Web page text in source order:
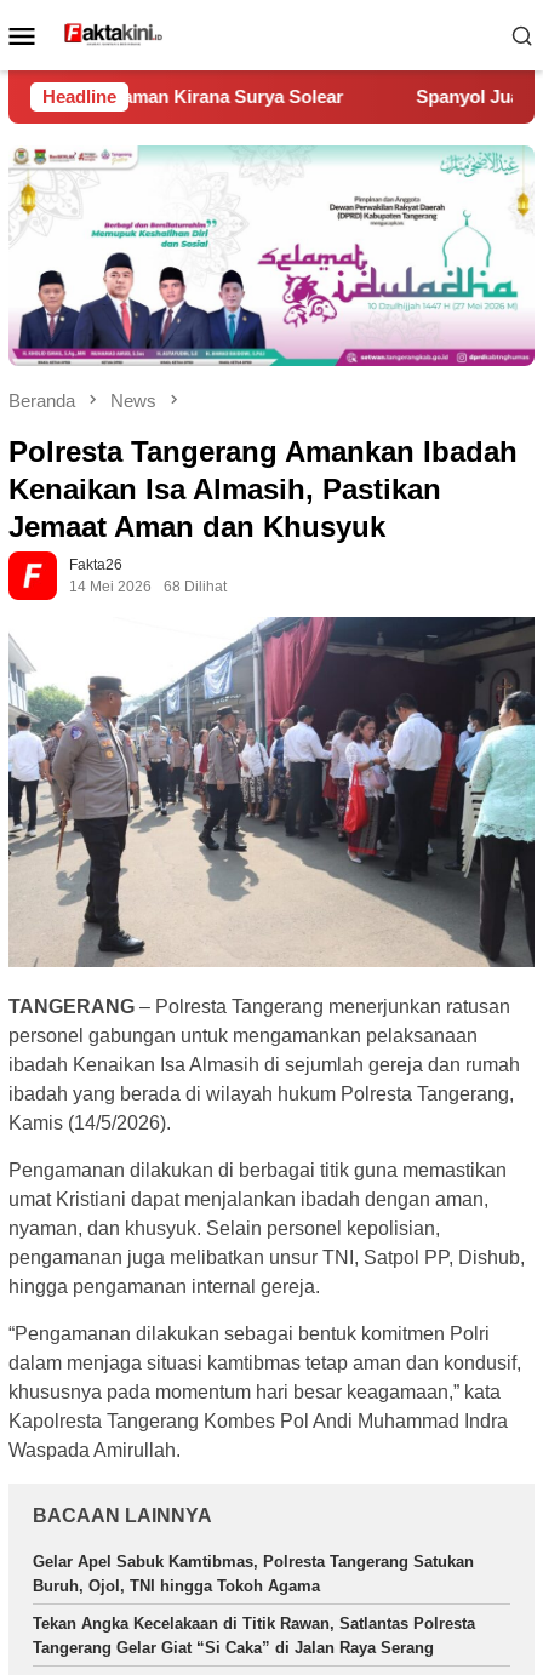
ke
Menu
Mobile
Headline
Solear Spanyol Juara Piala Dunia 2026, Kalahkan
Beranda News
Polresta Tangerang Amankan Ibadah
Kenaikan Isa Almasih, Pastikan
Jemaat Aman dan Khusyuk
Fakta26
14 Mei 2026
68 Dilihat
TANGERANG – Polresta Tangerang menerjunkan ratusan
personel gabungan untuk mengamankan pelaksanaan
ibadah Kenaikan Isa Almasih di sejumlah gereja dan rumah
ibadah yang berada di wilayah hukum Polresta Tangerang,
Kamis (14/5/2026).
Pengamanan dilakukan di berbagai titik guna memastikan
umat Kristiani dapat menjalankan ibadah dengan aman,
nyaman, dan khusyuk. Selain personel kepolisian,
pengamanan juga melibatkan unsur TNI, Satpol PP, Dishub,
hingga pengamanan internal gereja.
“Pengamanan dilakukan sebagai bentuk komitmen Polri
dalam menjaga situasi kamtibmas tetap aman dan kondusif,
khususnya pada momentum hari besar keagamaan,” kata
Kapolresta Tangerang Kombes Pol Andi Muhammad Indra
Waspada Amirullah.
BACAAN LAINNYA
Gelar Apel Sabuk Kamtibmas, Polresta Tangerang Satukan
Buruh, Ojol, TNI hingga Tokoh Agama
Tekan Angka Kecelakaan di Titik Rawan, Satlantas Polresta
Tangerang Gelar Giat “Si Caka” di Jalan Raya Serang